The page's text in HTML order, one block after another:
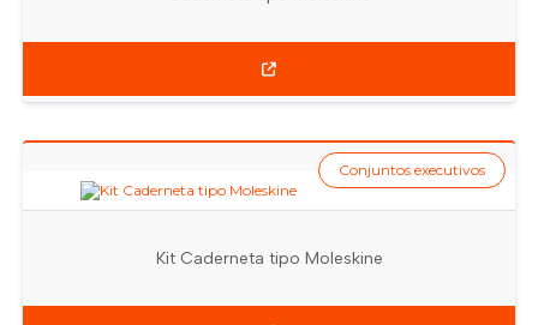
Kit Caderneta tipo Moleskine
Conjuntos executivos